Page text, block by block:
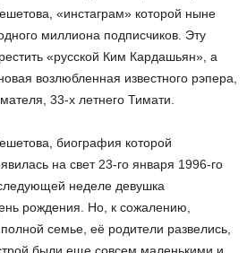
«инстаграм» которой ныне
миллиона подписчиков. Эту
«русской Ким Кардашьян», а
возлюбленная известного рэпера,
33-х летнего Тимати.
биография которой
на свет 23-го января 1996-го
неделе девушка
рождения. Но, к сожалению,
семье, её родители развелись,